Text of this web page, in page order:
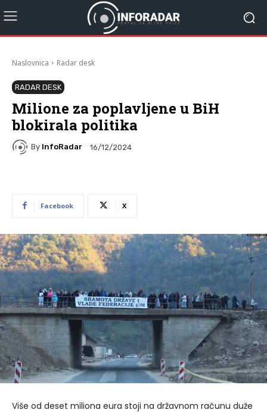
Naslovnica Radar desk
RADAR DESK
Milione za poplavljene u BiH
blokirala politika
By InfoRadar 16/12/2024
Facebook X
Više od deset miliona eura stoji na državnom računu duže